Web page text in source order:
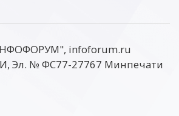
infoforum.ru
Эл. № ФС77-27767 Минпечати